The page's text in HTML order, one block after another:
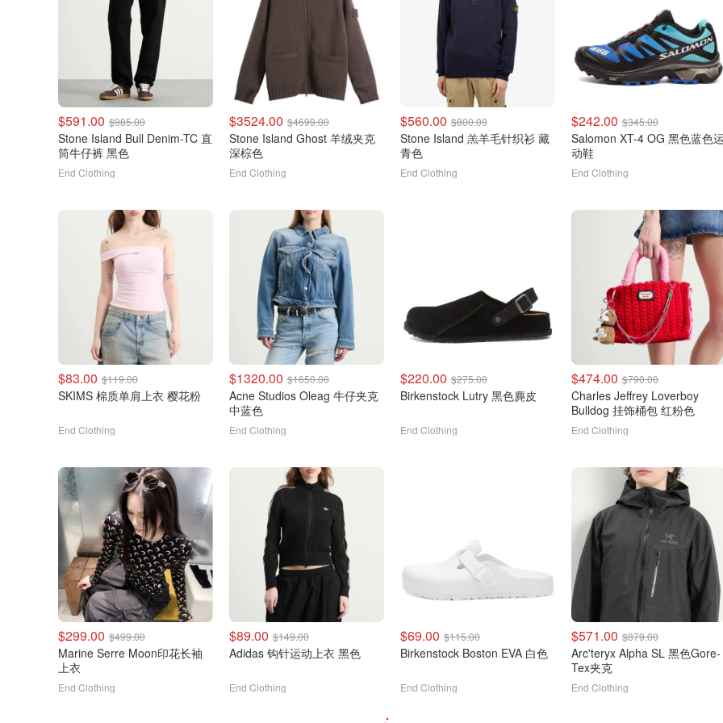
$591.00 $985.00
Stone Island Bull Denim-TC 直
筒牛仔裤 黑色
End Clothing
$3524.00 $4699.00
Stone Island Ghost 羊绒夹克
深棕色
End Clothing
$560.00 $800.00
Stone Island 羔羊毛针织衫 藏
青色
End Clothing
$242.00 $345.00
Salomon XT-4 OG 黑色蓝色
动鞋
End Clothing
$83.00 $119.00
SKIMS 棉质单肩上衣 樱花粉
End Clothing
$1320.00 $1650.00
Acne Studios Oleag 牛仔夹克
中蓝色
End Clothing
$220.00 $275.00
Birkenstock Lutry 黑色麂皮
End Clothing
$474.00 $790.00
Charles Jeffrey Loverboy
Bulldog 挂饰桶包 红粉色
End Clothing
$299.00 $499.00
Marine Serre Moon印花长袖
上衣
End Clothing
$89.00 $149.00
Adidas 钩针运动上衣 黑色
End Clothing
$69.00 $115.00
Birkenstock Boston EVA 白色
End Clothing
$571.00 $879.00
Arc'teryx Alpha SL 黑色Gore-
Tex夹克
End Clothing